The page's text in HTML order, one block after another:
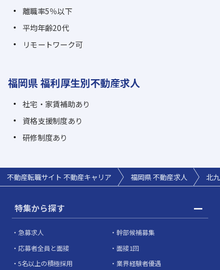
離職率5％以下
平均年齢20代
リモートワーク可
福岡県 福利厚生別不動産求人
社宅・家賃補助あり
資格支援制度あり
研修制度あり
不動産転職サイト 不動産キャリア 福岡県 不動産求人 北
特集から探す
急募求人
幹部候補募集
応募者全員と面接
面接1回
5名以上の積極採用
業界経験者優遇